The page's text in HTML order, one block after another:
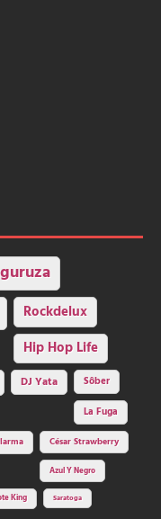
Rockdelux
Hip Hop Life
DJ Yata
Sôber
La Fuga
César Strawberry
Azul Y Negro
King Saratoga